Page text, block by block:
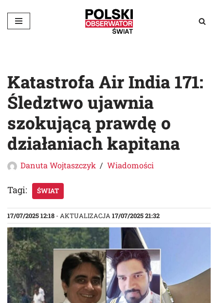
Przejdź
Katastrofa Air India 171:
Śledztwo ujawnia
szokującą prawdę o
działaniach kapitana
Danuta Wojtaszczyk Wiadomości
Tagi: ŚWIAT
17/07/2025 12:18 - AKTUALIZACJA17/07/2025 21:32